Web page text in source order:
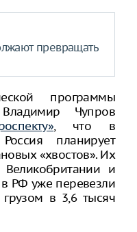
превращать
программы
Чупров
, что в
планирует
«хвостов». Их
Великобритании и
РФ уже перевезли
в 3,6 тысяч